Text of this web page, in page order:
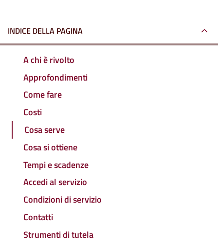
INDICE DELLA PAGINA
A chi è rivolto
Approfondimenti
Come fare
Costi
Cosa serve
Cosa si ottiene
Tempi e scadenze
Accedi al servizio
Condizioni di servizio
Contatti
Strumenti di tutela